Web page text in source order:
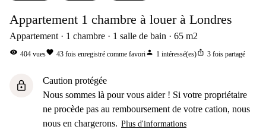
Appartement 1 chambre à louer à Londres
Appartement 1 chambre 1 salle de bain 65 m2
visibility 404 vuesfavorite 43 fois enregistré comme favoriperson 1 intéressé(es)ios_share 3 fois partagé
lock
Caution protégée
Nous sommes là pour vous aider ! Si votre propriétaire
ne procède pas au remboursement de votre cation, nous
nous en chargerons. Plus d'informations